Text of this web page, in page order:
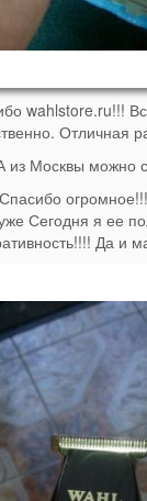
wahlstore.ru!!!
Отличная
из Москвы можно
Сегодня я ее
Да и